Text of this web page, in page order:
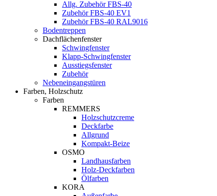
Allg. Zubehör FBS-40
Zubehör FBS-40 EV1
Zubehör FBS-40 RAL9016
Bodentreppen
Dachflächenfenster
Schwingfenster
Klapp-Schwingfenster
Ausstiegsfenster
Zubehör
Nebeneingangstüren
Farben, Holzschutz
Farben
REMMERS
Holzschutzcreme
Deckfarbe
Allgrund
Kompakt-Beize
OSMO
Landhausfarben
Holz-Deckfarben
Ölfarben
KORA